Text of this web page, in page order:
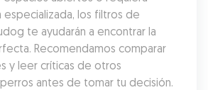
especializada, los filtros de
te ayudarán a encontrar la
Recomendamos comparar
y leer críticas de otros
antes de tomar tu decisión.